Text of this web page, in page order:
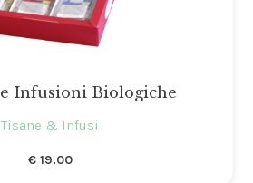
Infusioni Biologiche
Tisane & Infusi
€19.00